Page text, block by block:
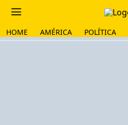
HOME AMÉRICA POLÍTICA